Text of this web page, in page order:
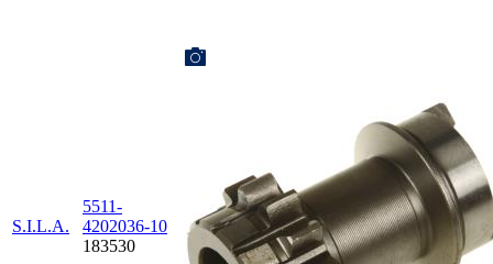
S.I.L.A.
5511-
4202036-10
183530